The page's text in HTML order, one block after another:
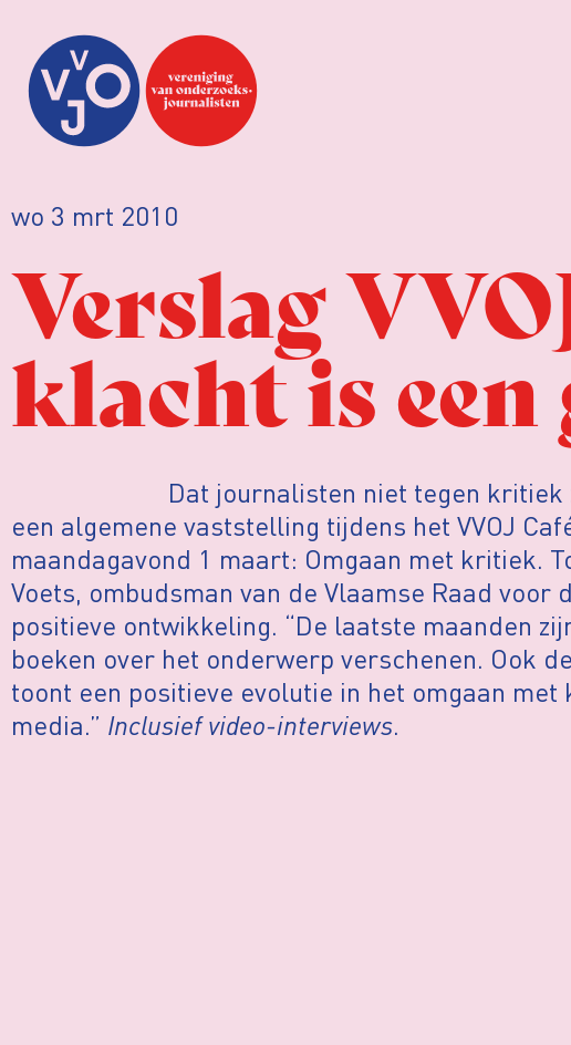
wo 3 mrt 2010
Verslag
klacht is een
Dat journalisten niet tegen kritiek
een algemene vaststelling tijdens het VVOJ
maandagavond 1 maart: Omgaan met kritiek.
Voets, ombudsman van de Vlaamse Raad voor
positieve ontwikkeling. “De laatste maanden
boeken over het onderwerp verschenen. Ook
toont een positieve evolutie in het omgaan
media.” Inclusief video-interviews.